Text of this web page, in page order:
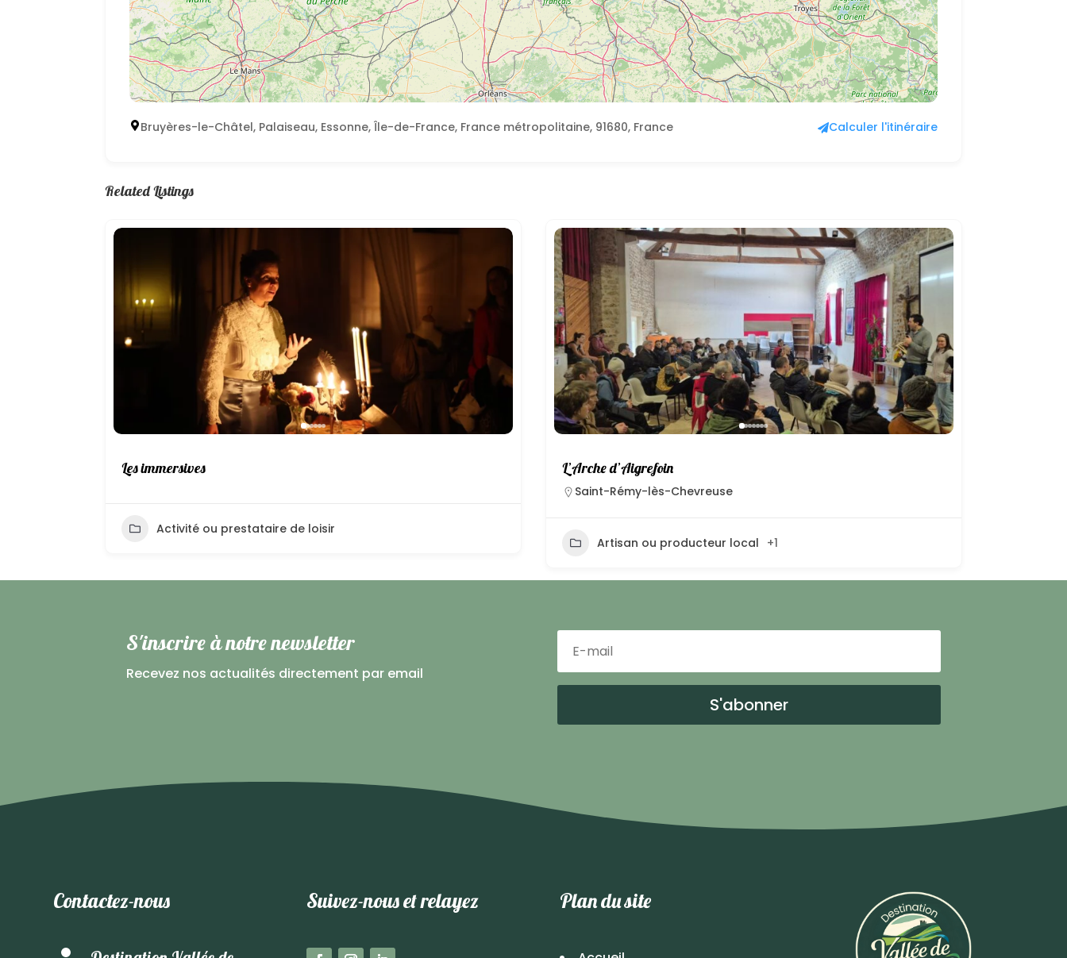
Bruyères-le-Châtel, Palaiseau, Essonne, Île-de-France, France métropolitaine, 91680, France Calculer l'itinéraire
Related Listings
Les immersives
Activité ou prestataire de loisir
L’Arche d’Aigrefoin
Saint-Rémy-lès-Chevreuse
Artisan ou producteur local +1
S'inscrire à notre newsletter
Recevez nos actualités directement par email
S'abonner
Contactez-nous Suivez-nous et relayez Plan du site